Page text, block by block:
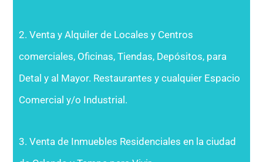
2. Venta y Alquiler de Locales y Centros
comerciales, Oficinas, Tiendas, Depósitos, para
Detal y al Mayor. Restaurantes y cualquier Espacio
Comercial y/o Industrial.
3. Venta de Inmuebles Residenciales en la ciudad